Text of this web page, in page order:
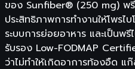
ของ Sunfiber® (250 mg) พรี
ประสิทธิภาพการทำงานให้โพร
ระบบการย่อยอาหาร และเป็นพ
รับรอง Low-FODMAP
ว่าไม่ทำให้เกิดอาการท้องอืด แ